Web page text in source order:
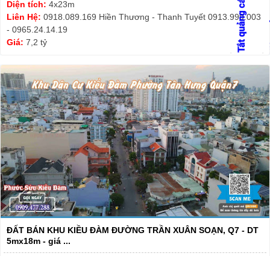
Diện tích: 4x23m
Liên Hệ: 0918.089.169 Hiền Thương - Thanh Tuyết 0913.999.003
- 0965.24.14.19
Giá: 7,2 tỷ
ĐẤT BÁN KHU KIỀU ĐÀM ĐƯỜNG TRẦN XUÂN SOẠN, Q7 - DT
5mx18m - giá ...